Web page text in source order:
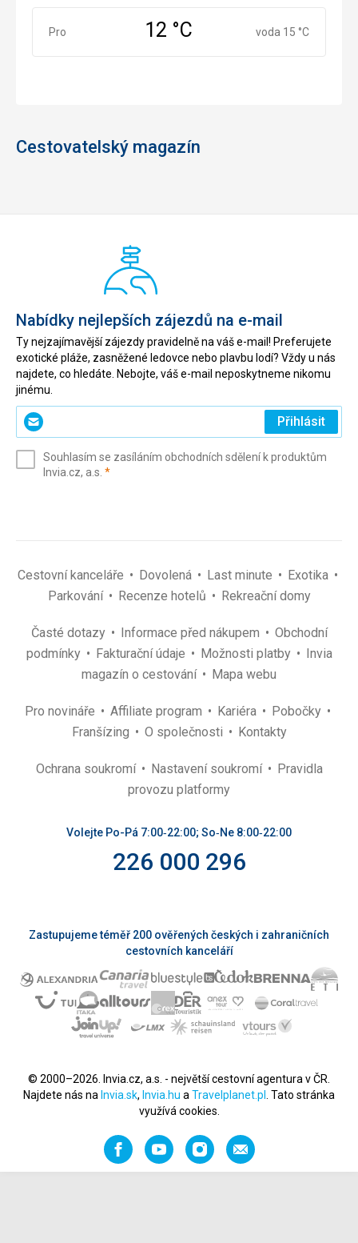
Prosinec
Pro 12 °C voda 15 °C
Cestovatelský magazín
Nabídky nejlepších zájezdů na e-mail
Ty nejzajímavější zájezdy pravidelně na váš e-mail! Preferujete
exotické pláže, zasněžené ledovce nebo plavbu lodí? Vždy u nás
najdete, co hledáte. Nebojte, váš e-mail neposkytneme nikomu
jinému.
Zadejte
svůj
(povinné)
Přihlásit
Souhlasím se zasíláním obchodních sdělení k produktům
Invia.cz, a.s. *(povinné)
Cestovní kanceláře Dovolená Last minute
Exotika
Parkování
Recenze hotelů Rekreační domy
Časté dotazy Informace před nákupem
Obchodní
podmínky
Fakturační údaje Možnosti platby
Invia
magazín o cestování
Mapa webu
Pro novináře Affiliate program Kariéra
Pobočky
Franšízing
O společnosti Kontakty
Ochrana soukromí Nastavení soukromí
Pravidla
provozu platformy
Volejte Po-Pá 7:00‑22:00; So‑Ne 8:00‑22:00
226 000 296
Zastupujeme téměř 200 ověřených českých i zahraničních
cestovních kanceláří
© 2000–2026. Invia.cz, a.s. - největší cestovní agentura v ČR.
Najdete nás na Invia.sk, Invia.hu a Travelplanet.pl
. Tato stránka
využívá cookies.
FacebookYouTubeInstagramNapište
nám